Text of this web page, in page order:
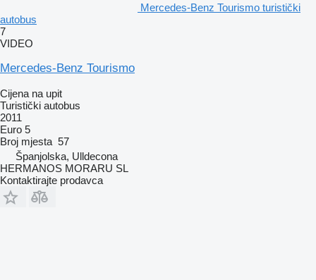
Mercedes-Benz Tourismo turistički
autobus
7
VIDEO
Mercedes-Benz Tourismo
Cijena na upit
Turistički autobus
2011
Euro 5
Broj mjesta 57
Španjolska, Ulldecona
HERMANOS MORARU SL
Kontaktirajte prodavca